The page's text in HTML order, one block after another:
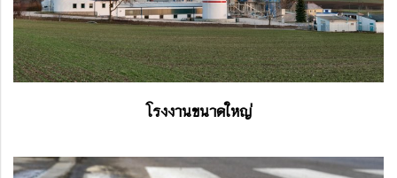
โรงงานขนาดใหญ่